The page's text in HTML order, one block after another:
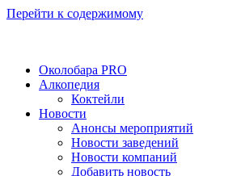
Перейти к содержимому
Околобара PRO
Алкопедия
Коктейли
Новости
Анонсы мероприятий
Новости заведений
Новости компаний
Добавить новость